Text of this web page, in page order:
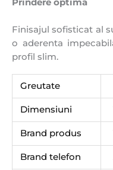
Finisajul sofisticat al
o aderenta
profil slim.
Greutate
Dimensiuni
Brand produs
Brand telefon